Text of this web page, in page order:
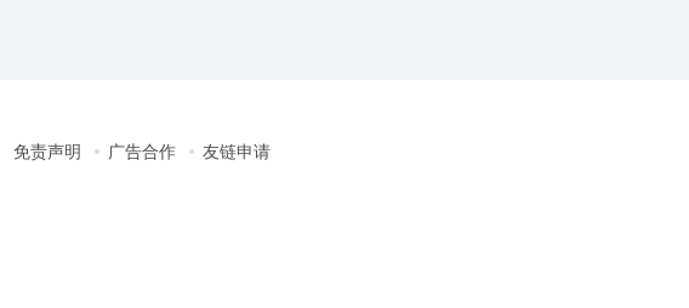
免责声明 广告合作 友链申请